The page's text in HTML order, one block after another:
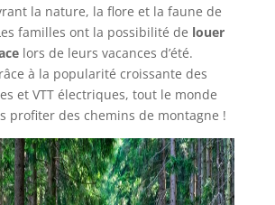
la nature, la flore et la faune de
familles ont la possibilité de louer
lors de leurs vacances d’été.
à la popularité croissante des
et VTT électriques, tout le monde
profiter des chemins de montagne !